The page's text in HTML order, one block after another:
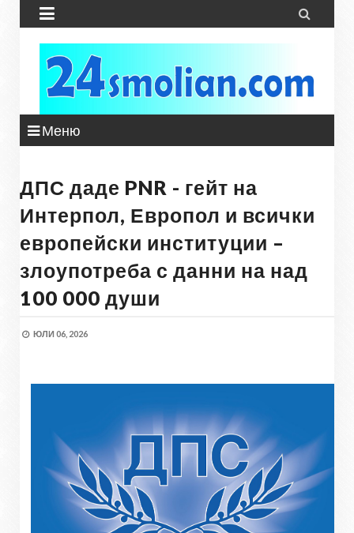
 
Меню
ДПС даде PNR - гейт на
Интерпол, Европол и всички
европейски институции –
злоупотреба с данни на над
100 000 души
ЮЛИ 06, 2026